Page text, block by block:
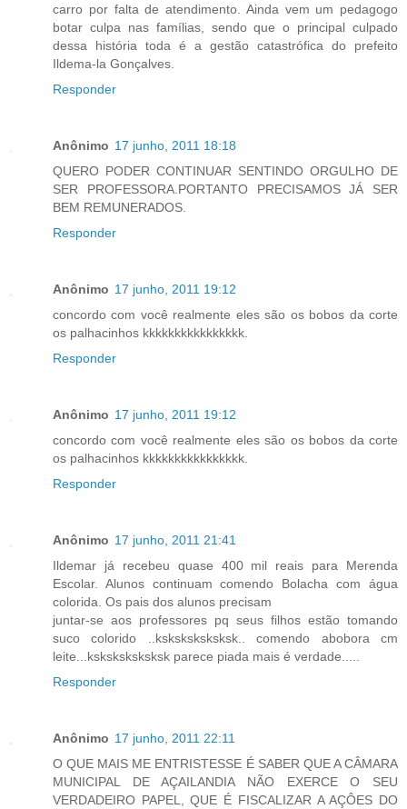
carro por falta de atendimento. Ainda vem um pedagogo
botar culpa nas famílias, sendo que o principal culpado
dessa história toda é a gestão catastrófica do prefeito
Ildema-la Gonçalves.
Responder
Anônimo 17 junho, 2011 18:18
QUERO PODER CONTINUAR SENTINDO ORGULHO DE
SER PROFESSORA.PORTANTO PRECISAMOS JÁ SER
BEM REMUNERADOS.
Responder
Anônimo 17 junho, 2011 19:12
concordo com você realmente eles são os bobos da corte
os palhacinhos kkkkkkkkkkkkkkkk.
Responder
Anônimo 17 junho, 2011 19:12
concordo com você realmente eles são os bobos da corte
os palhacinhos kkkkkkkkkkkkkkkk.
Responder
Anônimo 17 junho, 2011 21:41
Ildemar já recebeu quase 400 mil reais para Merenda
Escolar. Alunos continuam comendo Bolacha com água
colorida. Os pais dos alunos precisam
juntar-se aos professores pq seus filhos estão tomando
suco colorido ..ksksksksksksk.. comendo abobora cm
leite...ksksksksksksk parece piada mais é verdade.....
Responder
Anônimo 17 junho, 2011 22:11
O QUE MAIS ME ENTRISTESSE É SABER QUE A CÂMARA
MUNICIPAL DE AÇAILANDIA NÃO EXERCE O SEU
VERDADEIRO PAPEL, QUE É FISCALIZAR A AÇÔES DO